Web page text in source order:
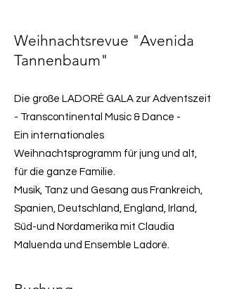
Weihnachtsrevue "Avenida
Tannenbaum"
Die große LADORÉ GALA zur Adventszeit
- Transcontinental Music & Dance -
Ein internationales
Weihnachtsprogramm für jung und alt,
für die ganze Familie.
Musik, Tanz und Gesang aus Frankreich,
Spanien, Deutschland, England, Irland,
Süd-und Nordamerika mit Claudia
Maluenda und Ensemble Ladoré.